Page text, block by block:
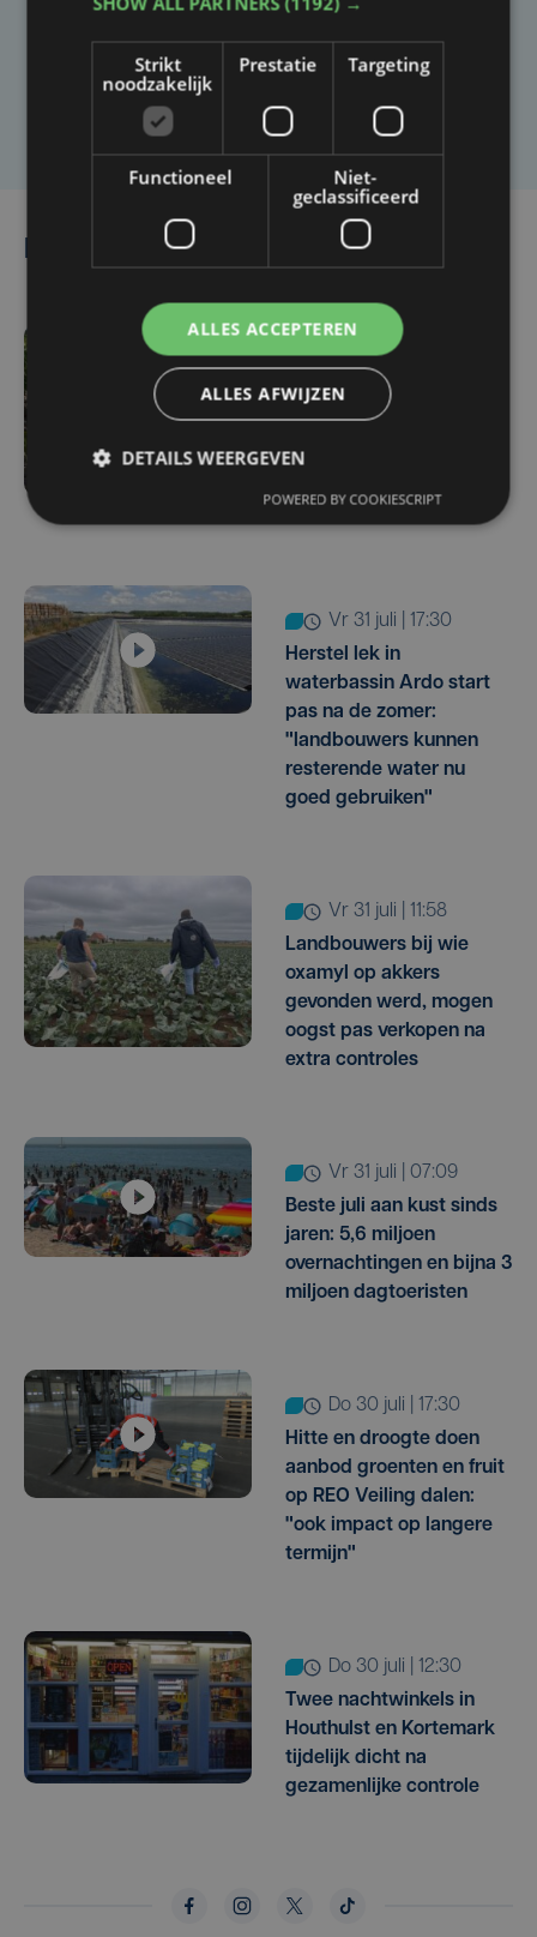
artikel?
Laat het ons weten
Lees ook
ma 3 augustus | 17:15
Droogte treft
aardappelteelt: "Op
sommige percelen
van de opbrengst"
vr 31 juli | 17:30
Herstel lek in
waterbassin Ardo start
pas na de zomer:
"landbouwers kunnen
resterende water nu
goed gebruiken"
vr 31 juli | 11:58
Landbouwers bij wie
oxamyl op akkers
gevonden werd, mogen
oogst pas verkopen na
extra controles
vr 31 juli | 07:09
Beste juli aan kust sinds
jaren: 5,6 miljoen
overnachtingen en bijna 3
miljoen dagtoeristen
do 30 juli | 17:30
Hitte en droogte doen
aanbod groenten en fruit
op REO Veiling dalen:
"ook impact op langere
termijn"
do 30 juli | 12:30
Twee nachtwinkels in
Houthulst en Kortemark
tijdelijk dicht na
gezamenlijke controle
Strikt
noodzakelijk
Prestatie Targeting
Functioneel
Niet-
geclassificeerd
ALLES ACCEPTEREN
ALLES AFWIJZEN
DETAILS WEERGEVEN
POWERED BY COOKIESCRIPT